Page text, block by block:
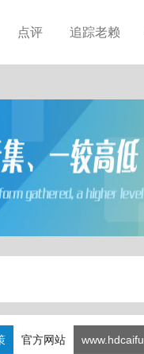
点评 追踪老赖
官方网站